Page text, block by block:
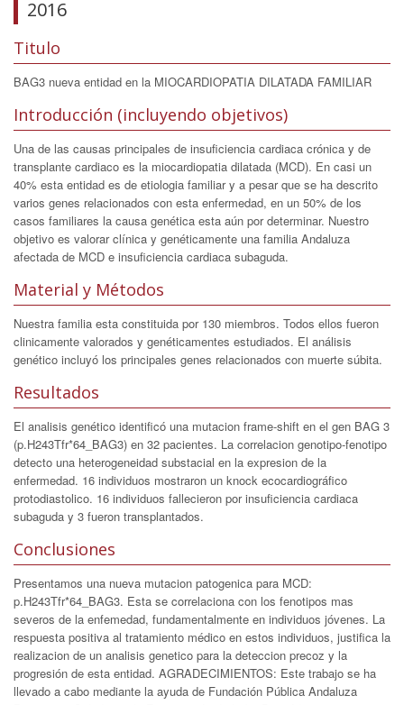
2016
Titulo
BAG3 nueva entidad en la MIOCARDIOPATIA DILATADA FAMILIAR
Introducción (incluyendo objetivos)
Una de las causas principales de insuficiencia cardiaca crónica y de
transplante cardiaco es la miocardiopatia dilatada (MCD). En casi un
40% esta entidad es de etiologia familiar y a pesar que se ha descrito
varios genes relacionados con esta enfermedad, en un 50% de los
casos familiares la causa genética esta aún por determinar. Nuestro
objetivo es valorar clínica y genéticamente una familia Andaluza
afectada de MCD e insuficiencia cardiaca subaguda.
Material y Métodos
Nuestra familia esta constituida por 130 miembros. Todos ellos fueron
clinicamente valorados y genéticamentes estudiados. El análisis
genético incluyó los principales genes relacionados con muerte súbita.
Resultados
El analisis genético identificó una mutacion frame-shift en el gen BAG 3
(p.H243Tfr*64_BAG3) en 32 pacientes. La correlacion genotipo-fenotipo
detecto una heterogeneidad substacial en la expresion de la
enfermedad. 16 individuos mostraron un knock ecocardiográfico
protodiastolico. 16 individuos fallecieron por insuficiencia cardiaca
subaguda y 3 fueron transplantados.
Conclusiones
Presentamos una nueva mutacion patogenica para MCD:
p.H243Tfr*64_BAG3. Esta se correlaciona con los fenotipos mas
severos de la enfemedad, fundamentalmente en individuos jóvenes. La
respuesta positiva al tratamiento médico en estos individuos, justifica la
realizacion de un analisis genetico para la deteccion precoz y la
progresión de esta entidad. AGRADECIMIENTOS: Este trabajo se ha
llevado a cabo mediante la ayuda de Fundación Pública Andaluza